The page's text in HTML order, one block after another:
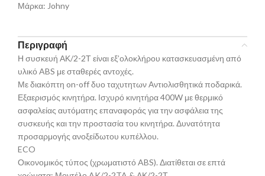
Μάρκα: Johny
Περιγραφή
Η συσκευή ΑΚ/2-2Τ είναι εξ’ολοκλήρου κατασκευασμένη από
υλικό ABS με σταθερές αντοχές.
Με διακόπτη on-off δυο ταχυτητων Αντιολισθητικά ποδαρικά.
Εξαερισμός κινητήρα. Ισχυρό κινητήρα 400W με θερμικό
ασφαλείας αυτόματης επαναφοράς για την ασφάλεια της
συσκευής και την προστασία του κινητήρα. Δυνατότητα
προσαρμογής ανοξείδωτου κυπέλλου.
ECO
Οικονομικός τύπος (χρωματιστό ABS). Διατίθεται σε επτά